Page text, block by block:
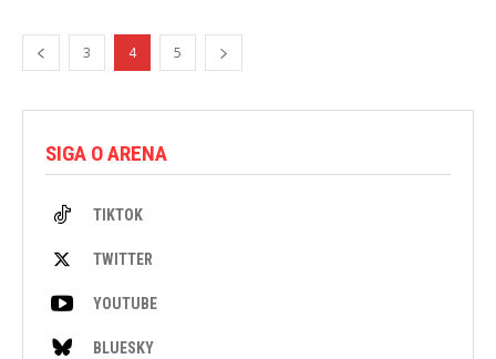
3 4 5
SIGA O ARENA
TIKTOK
TWITTER
YOUTUBE
BLUESKY